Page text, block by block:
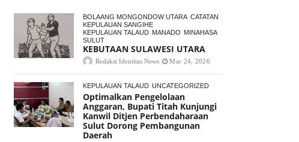
BOLAANG MONGONDOW UTARA CATATAN
KEPULAUAN SANGIHE
KEPULAUAN TALAUD MANADO MINAHASA
SULUT
KEBUTAAN SULAWESI UTARA
Redaksi Identitas News Mar 24, 2026
KEPULAUAN TALAUD UNCATEGORIZED
Optimalkan Pengelolaan
Anggaran, Bupati Titah Kunjungi
Kanwil Ditjen Perbendaharaan
Sulut Dorong Pembangunan
Daerah